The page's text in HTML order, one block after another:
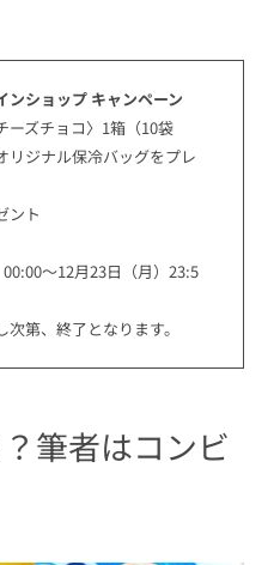
ンショップ キャンペーン
ーズチョコ〉1箱（10袋
リジナル保冷バッグをプレ
ント
～12月23日（月）23:5
第、終了となります。
筆者はコンビ